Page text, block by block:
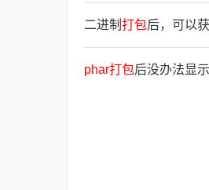
二进制 打包后，可以
phar打包后没办法显